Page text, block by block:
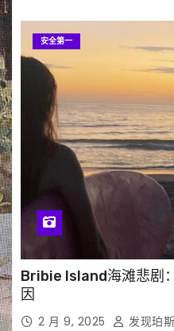
安全第一
Bribie Island海滩悲剧
因
2 月 9, 2025 发现珀斯